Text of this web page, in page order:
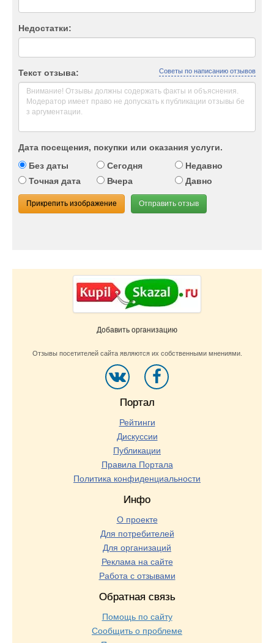
Недостатки:
Текст отзыва: Советы по написанию отзывов
Дата посещения, покупки или оказания услуги.
Без даты
Сегодня
Недавно
Точная дата
Вчера Давно
Прикрепить изображение Отправить отзыв
Добавить организацию
Отзывы посетителей сайта являются их собственными мнениями.
Портал
Рейтинги
Дискуссии
Публикации
Правила Портала
Политика конфиденциальности
Инфо
О проекте
Для потребителей
Для организаций
Реклама на сайте
Работа с отзывами
Обратная связь
Помощь по сайту
Сообщить о проблеме